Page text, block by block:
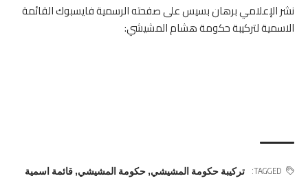
نشر الإعلامي برهان بسيس على صفحته الرسمية فايسبوك القائمة
الاسمية لتركيبة حكومة هشام المشيشي:
TAGGED: تركيبة حكومة المشيشي, حكومة المشيشي, قائمة اسمية